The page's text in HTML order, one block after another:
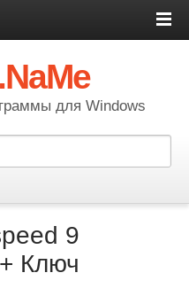
для Windows
9
Ключ